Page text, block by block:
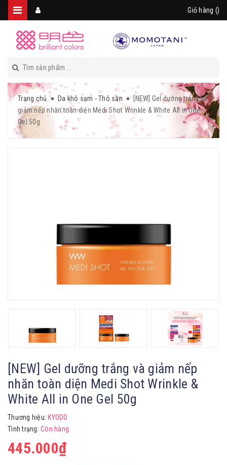
Giỏ hàng ()
Trang chủ Da khô sạm - Thô sần
[NEW] Gel dưỡng trắng và
giảm nếp nhăn toàn diện Medi Shot Wrinkle & White All in One
Gel 50g
[NEW] Gel dưỡng trắng và giảm nếp
nhăn toàn diện Medi Shot Wrinkle &
White All in One Gel 50g
Thương hiệu: KYODO
Tình trạng: Còn hàng
445.000₫